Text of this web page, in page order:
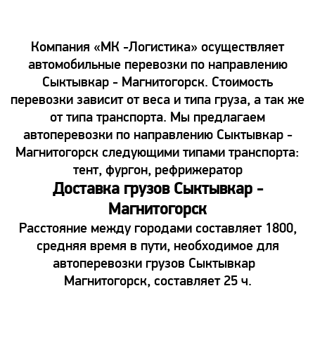
Компания «МК -Логистика» осуществляет
автомобильные перевозки по направлению
Сыктывкар - Магнитогорск. Стоимость
перевозки зависит от веса и типа груза, а так же
от типа транспорта. Мы предлагаем
автоперевозки по направлению Сыктывкар -
Магнитогорск следующими типами транспорта:
тент, фургон, рефрижератор
Доставка грузов Сыктывкар -
Магнитогорск
Расстояние между городами составляет 1800,
средняя время в пути, необходимое для
автоперевозки грузов Сыктывкар
Магнитогорск, составляет 25 ч.